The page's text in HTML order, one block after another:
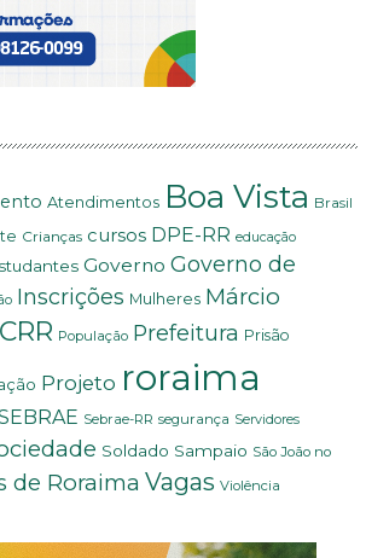
Atendimentos Boa Vista Brasil
Crianças cursos DPE-RR educação
Governo Governo de
Inscrições Mulheres Márcio
População Prefeitura Prisão
Projeto roraima
Sebrae-RR segurança Servidores
Soldado Sampaio São João no
de Roraima Vagas Violência